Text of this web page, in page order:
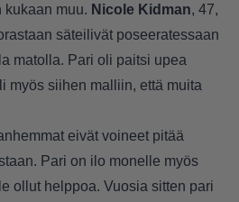
kukaan muu. Nicole Kidman, 47,
säteilivät poseeratessaan
matolla. Pari oli paitsi upea
myös siihen malliin, että muita
eivät voineet pitää
Pari on ilo monelle myös
ollut helppoa. Vuosia sitten pari